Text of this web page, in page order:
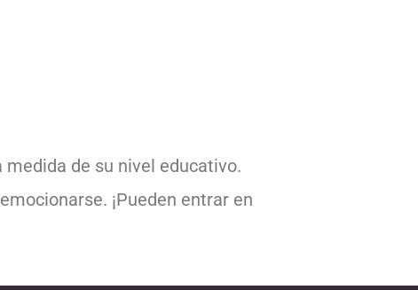
de su nivel educativo.
¡Pueden entrar en